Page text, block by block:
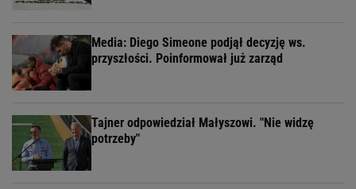
Media: Diego Simeone podjął decyzję ws.
przyszłości. Poinformował już zarząd
Tajner odpowiedział Małyszowi. "Nie widzę
potrzeby"